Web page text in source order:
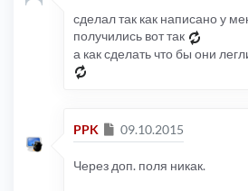
сделал так как написано у
получились вот так
а как сделать что бы они
PPK Сообщение
09.10.2015
Через доп. поля никак.